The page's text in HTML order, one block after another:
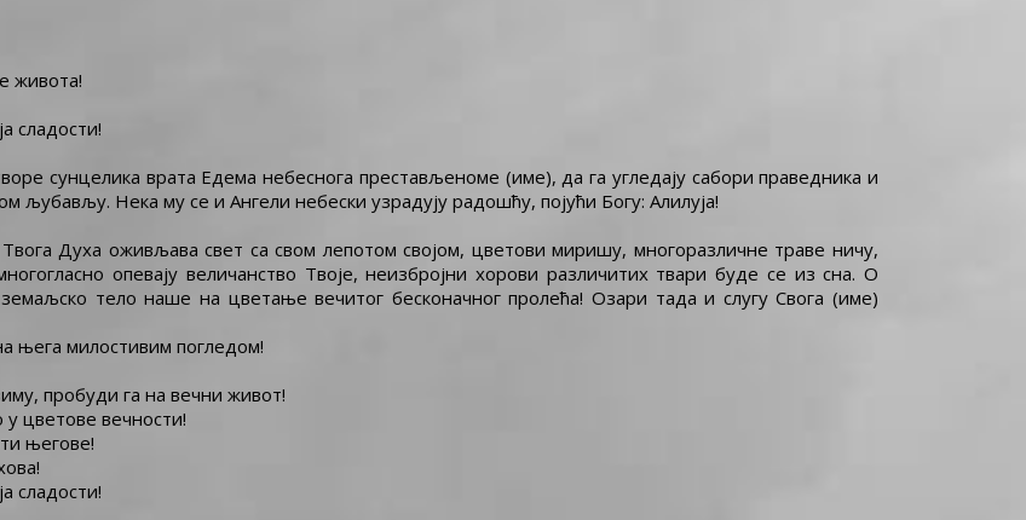
живота!
сладости!
сунцелика врата Едема небеснога престављеноме (име), да га угледају сабори праведника и
љубављу. Нека му се и Ангели небески узрадују радошћу, појући Богу: Алилуја!
Духа оживљава свет са свом лепотом својом, цветови миришу, многоразличне траве ничу,
опевају величанство Твоје, неизбројни хорови различитих твари буде се из сна. О
тело наше на цветање вечитог бесконачног пролећа! Озари тада и слугу Свога (име)
њега милостивим погледом!
пробуди га на вечни живот!
цветове вечности!
његове!
сладости!